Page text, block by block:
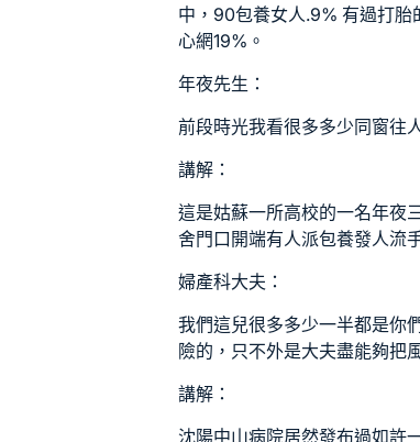
中，90包養女人.9% 有過打胎
心網19%。
年夜先生：
前段時光我看很多多少同窗往
講解：
這是姑蘇一所高校的一名年夜
舍門口開端有人派包養發人流
婦產科大夫：
我們這兒很多多少一半都是你
險的，只不外是大夫盡能夠把
講解：
沈陽中山病院居然發布過如許